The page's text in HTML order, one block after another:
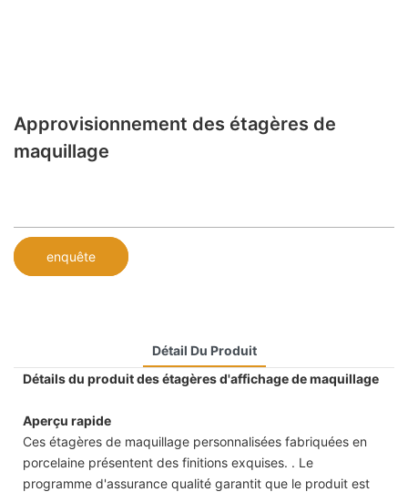
Approvisionnement des étagères de
maquillage
enquête
Détail Du Produit
Détails du produit des étagères d'affichage de maquillage
Aperçu rapide
Ces étagères de maquillage personnalisées fabriquées en
porcelaine présentent des finitions exquises. . Le
programme d'assurance qualité garantit que le produit est